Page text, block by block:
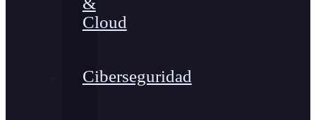
Cloud
Ciberseguridad